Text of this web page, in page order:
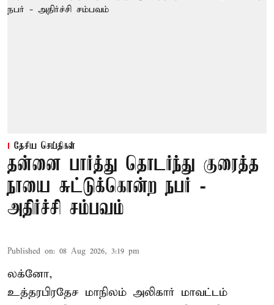
தேசிய செய்திகள்
தன்னை பார்த்து தொடர்ந்து குரைத்த
நாயை சுட்டுக்கொன்ற நபர் -
அதிர்ச்சி சம்பவம்
Published on: 08 Aug 2026, 3:19 pm
லக்னோ,
உத்தரபிரதேச மாநிலம் அலிகார் மாவட்டம்